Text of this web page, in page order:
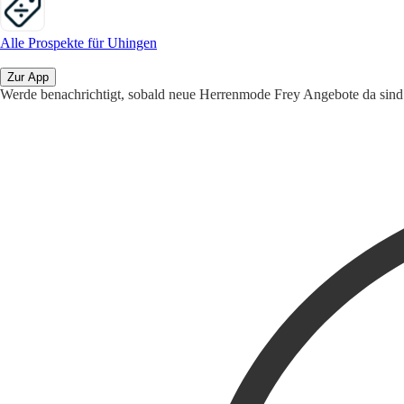
Alle Prospekte für Uhingen
Zur App
Werde benachrichtigt, sobald neue Herrenmode Frey Angebote da